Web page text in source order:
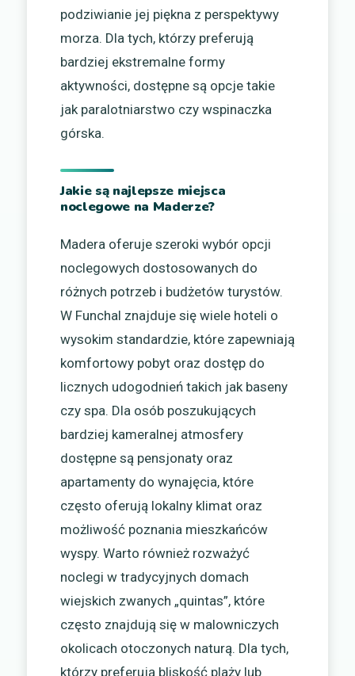
podziwianie jej piękna z perspektywy
morza. Dla tych, którzy preferują
bardziej ekstremalne formy
aktywności, dostępne są opcje takie
jak paralotniarstwo czy wspinaczka
górska.
Jakie są najlepsze miejsca
noclegowe na Maderze?
Madera oferuje szeroki wybór opcji
noclegowych dostosowanych do
różnych potrzeb i budżetów turystów.
W Funchal znajduje się wiele hoteli o
wysokim standardzie, które zapewniają
komfortowy pobyt oraz dostęp do
licznych udogodnień takich jak baseny
czy spa. Dla osób poszukujących
bardziej kameralnej atmosfery
dostępne są pensjonaty oraz
apartamenty do wynajęcia, które
często oferują lokalny klimat oraz
możliwość poznania mieszkańców
wyspy. Warto również rozważyć
noclegi w tradycyjnych domach
wiejskich zwanych „quintas”, które
często znajdują się w malowniczych
okolicach otoczonych naturą. Dla tych,
którzy preferują bliskość plaży lub